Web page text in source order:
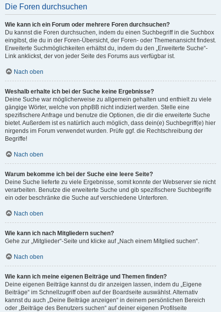
Die Foren durchsuchen
Wie kann ich ein Forum oder mehrere Foren durchsuchen?
Du kannst die Foren durchsuchen, indem du einen Suchbegriff in die Suchbox
eingibst, die du in der Foren-Übersicht, der Foren- oder Themenansicht findest.
Erweiterte Suchmöglichkeiten erhältst du, indem du den „Erweiterte Suche“-
Link anklickst, der von jeder Seite des Forums aus verfügbar ist.
Nach oben
Weshalb erhalte ich bei der Suche keine Ergebnisse?
Deine Suche war möglicherweise zu allgemein gehalten und enthielt zu viele
gängige Wörter, welche von phpBB nicht indiziert werden. Stelle eine
spezifischere Anfrage und benutze die Optionen, die dir die erweiterte Suche
bietet. Außerdem ist es natürlich auch möglich, dass dein(e) Suchbegriff(e) hier
nirgends im Forum verwendet wurden. Prüfe ggf. die Rechtschreibung der
Begriffe!
Nach oben
Warum bekomme ich bei der Suche eine leere Seite?
Deine Suche lieferte zu viele Ergebnisse, somit konnte der Webserver sie nicht
verarbeiten. Benutze die erweiterte Suche und gib spezifischere Suchbegriffe
ein oder beschränke die Suche auf verschiedene Unterforen.
Nach oben
Wie kann ich nach Mitgliedern suchen?
Gehe zur „Mitglieder“-Seite und klicke auf „Nach einem Mitglied suchen“.
Nach oben
Wie kann ich meine eigenen Beiträge und Themen finden?
Deine eigenen Beiträge kannst du dir anzeigen lassen, indem du „Eigene
Beiträge“ im Schnellzugriff oben auf der Boardseite auswählst. Alternativ
kannst du auch „Deine Beiträge anzeigen“ in deinem persönlichen Bereich
oder „Beiträge des Benutzers suchen“ auf deiner eigenen Profilseite